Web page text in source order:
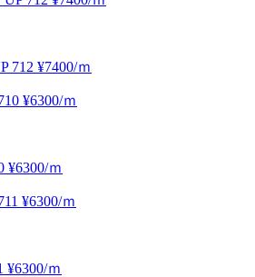
712 ¥7400/ｍ
¥6300/ｍ
¥6300/ｍ